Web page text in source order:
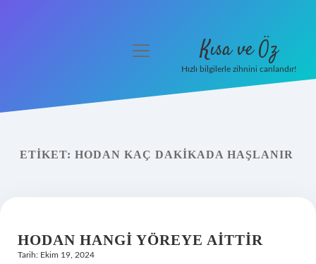
Yasal Uyarı
menüyü
Kısa ve Öz
Hızlı bilgilerle zihnini canlandır!
ETIKET: HODAN KAÇ DAKIKADA HAŞLANIR
HODAN HANGI YÖREYE AITTIR
Tarih: Ekim 19, 2024